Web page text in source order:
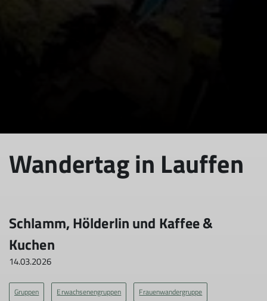
Wandertag in Lauffen
Schlamm, Hölderlin und Kaffee &
Kuchen
14.03.2026
Gruppen Erwachsenengruppen Frauenwandergruppe